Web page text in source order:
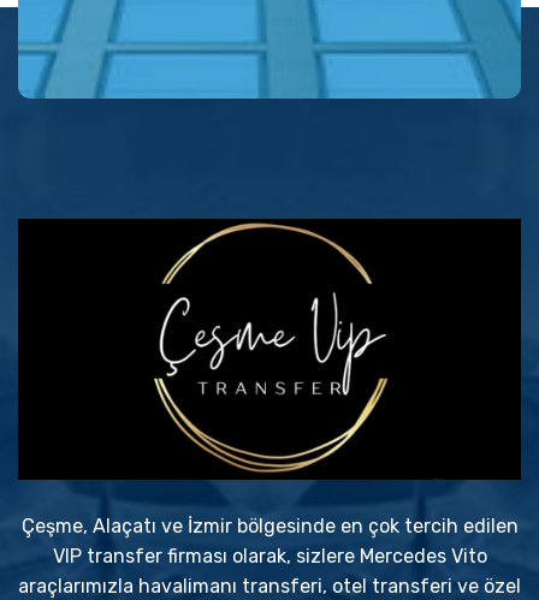
Çeşme, Alaçatı ve İzmir bölgesinde en çok tercih edilen
VIP transfer firması olarak, sizlere Mercedes Vito
araçlarımızla havalimanı transferi, otel transferi ve özel